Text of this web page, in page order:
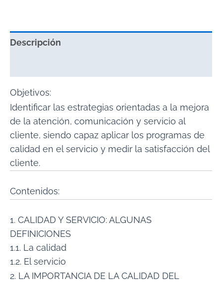
Descripción
Objetivos:
Identificar las estrategias orientadas a la mejora
de la atención, comunicación y servicio al
cliente, siendo capaz aplicar los programas de
calidad en el servicio y medir la satisfacción del
cliente.
Contenidos:
1. CALIDAD Y SERVICIO: ALGUNAS
DEFINICIONES
1.1. La calidad
1.2. El servicio
2. LA IMPORTANCIA DE LA CALIDAD DEL